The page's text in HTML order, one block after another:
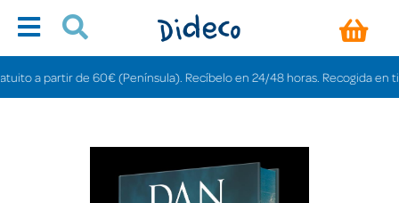
a partir de 60€ (Península). Recíbelo en 24/48 horas. Recogida en